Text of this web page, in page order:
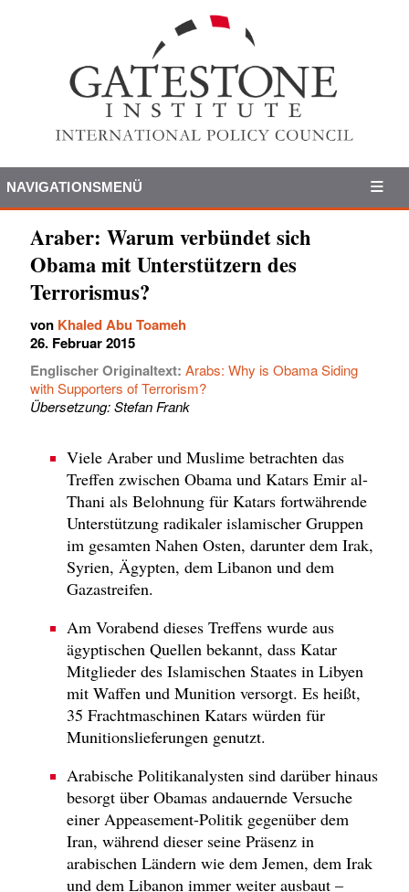
NAVIGATIONSMENÜ
Araber: Warum verbündet sich
Obama mit Unterstützern des
Terrorismus?
von Khaled Abu Toameh
26. Februar 2015
Englischer Originaltext: Arabs: Why is Obama Siding
with Supporters of Terrorism?
Übersetzung: Stefan Frank
Viele Araber und Muslime betrachten das
Treffen zwischen Obama und Katars Emir al-
Thani als Belohnung für Katars fortwährende
Unterstützung radikaler islamischer Gruppen
im gesamten Nahen Osten, darunter dem Irak,
Syrien, Ägypten, dem Libanon und dem
Gazastreifen.
Am Vorabend dieses Treffens wurde aus
ägyptischen Quellen bekannt, dass Katar
Mitglieder des Islamischen Staates in Libyen
mit Waffen und Munition versorgt. Es heißt,
35 Frachtmaschinen Katars würden für
Munitionslieferungen genutzt.
Arabische Politikanalysten sind darüber hinaus
besorgt über Obamas andauernde Versuche
einer Appeasement-Politik gegenüber dem
Iran, während dieser seine Präsenz in
arabischen Ländern wie dem Jemen, dem Irak
und dem Libanon immer weiter ausbaut –